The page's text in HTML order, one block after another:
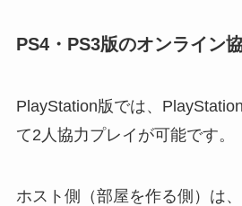
PS4・PS3版のオンライン
PlayStation版では、
て2人協力プレイが可能です。
ホスト側（部屋を作る側）は